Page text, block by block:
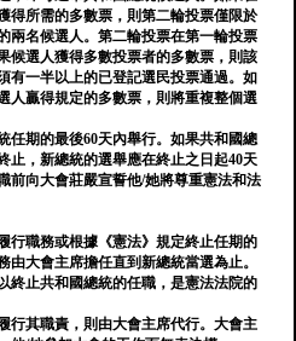
得所需的多數票，則第二輪投票僅限於
兩名候選人。第二輪投票在第一輪投票
候選人獲得多數投票者的多數票，則該
有一半以上的已登記選民投票通過。如
人贏得規定的多數票，則將重複整個選
任期的最後60天內舉行。如果共和國總
止，新總統的選舉應在終止之日起40天
前向大會莊嚴宣誓他/她將尊重憲法和法
行職務或根據《憲法》規定終止任期的
由大會主席擔任直到新總統當選為止。
終止共和國總統的任職，是憲法法院的
行其職責，則由大會主席代行。大會主